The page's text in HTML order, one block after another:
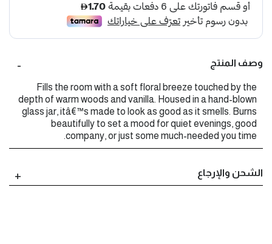
وصف المنتج
Fills the room with a soft floral breeze touched by the
depth of warm woods and vanilla. Housed in a hand-blown
glass jar, itâ€™s made to look as good as it smells. Burns
beautifully to set a mood for quiet evenings, good
company, or just some much-needed you time.
الشحن والإرجاع